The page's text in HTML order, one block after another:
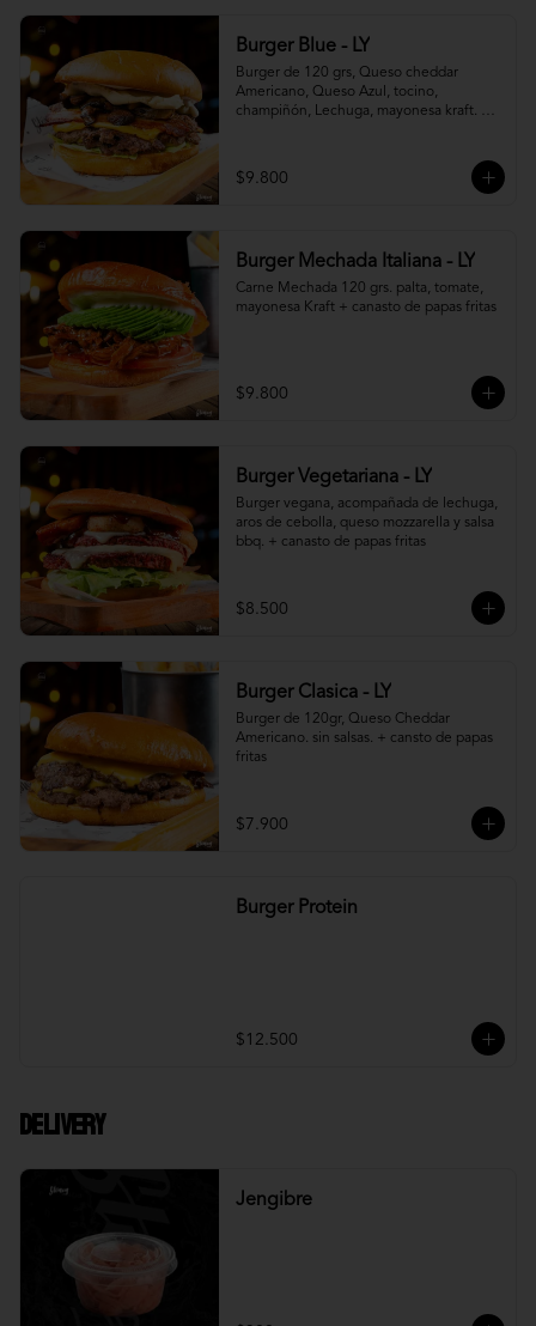
Burger Blue - LY
Burger de 120 grs, Queso cheddar
Americano, Queso Azul, tocino,
champiñón, Lechuga, mayonesa kraft. +
$9.800
Burger Mechada Italiana - LY
Carne Mechada 120 grs. palta, tomate,
mayonesa Kraft + canasto de papas fritas
$9.800
Burger Vegetariana - LY
Burger vegana, acompañada de lechuga,
aros de cebolla, queso mozzarella y salsa
bbq. + canasto de papas fritas
$8.500
Burger Clasica - LY
Burger de 120gr, Queso Cheddar
Americano. sin salsas. + cansto de papas
fritas
$7.900
Burger Protein
$12.500
DELIVERY
Jengibre